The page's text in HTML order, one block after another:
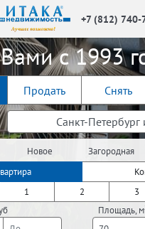
+7 (812) 740-
с 1993
Продать Снять
Санкт-
Новое
строительство
Загородная
недвижимость
1 2 3
Площадь,